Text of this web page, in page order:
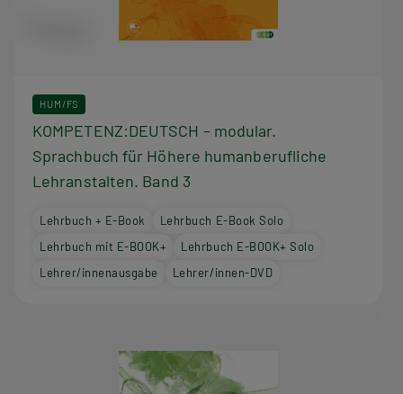
HUM/FS
KOMPETENZ:DEUTSCH – modular.
Sprachbuch für Höhere humanberufliche
Lehranstalten. Band 3
Lehrbuch + E-Book
Lehrbuch E-Book Solo
Lehrbuch mit E-BOOK+
Lehrbuch E-BOOK+ Solo
Lehrer/innenausgabe
Lehrer/innen-DVD